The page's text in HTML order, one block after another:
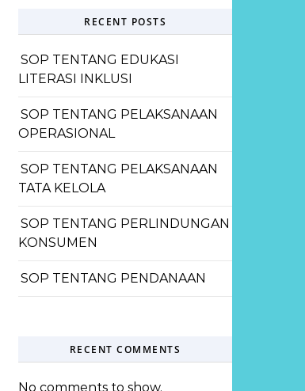
RECENT POSTS
SOP TENTANG EDUKASI
LITERASI INKLUSI
SOP TENTANG PELAKSANAAN
OPERASIONAL
SOP TENTANG PELAKSANAAN
TATA KELOLA
SOP TENTANG PERLINDUNGAN
KONSUMEN
SOP TENTANG PENDANAAN
RECENT COMMENTS
No comments to show.